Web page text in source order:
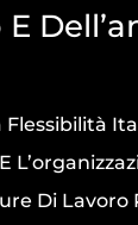
E
Flessibilità
Di Lavoro